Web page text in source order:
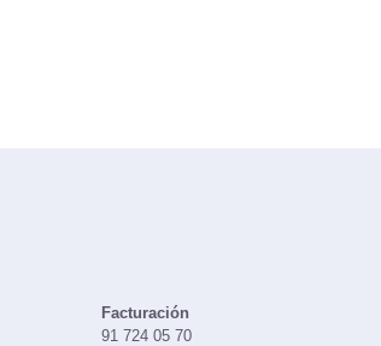
Facturación
91 724 05 70